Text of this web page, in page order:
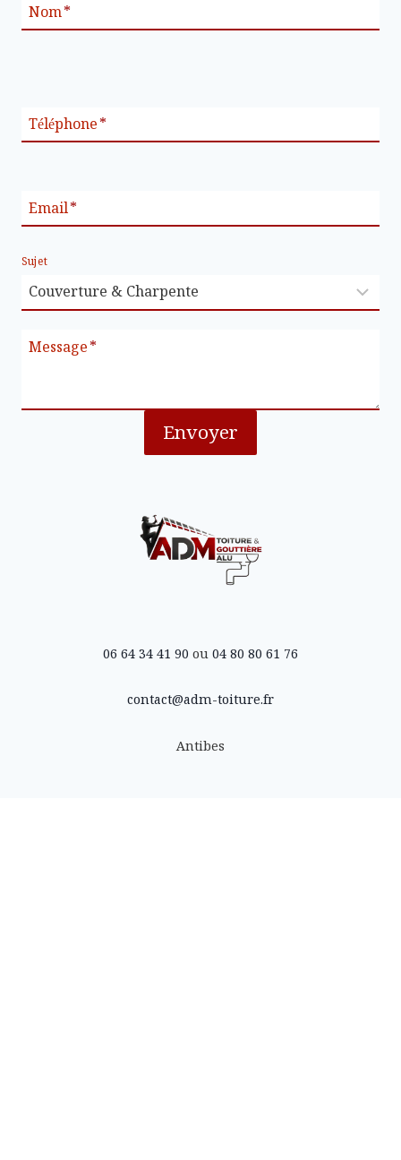
Nom *
Téléphone *
Email *
Sujet
Message *
Envoyer
06 64 34 41 90 ou 04 80 80 61 76
contact@adm-toiture.fr
Antibes